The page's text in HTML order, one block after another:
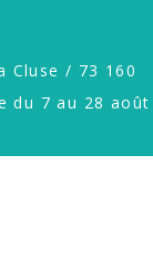
Cluse / 73 160
du 7 au 28 août